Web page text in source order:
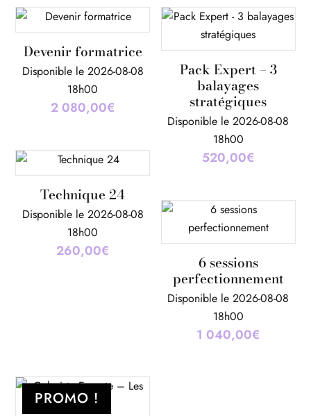
Devenir formatrice
Disponible le 2026-08-08
18h00
2 080,00€
Pack Expert – 3
balayages
stratégiques
Disponible le 2026-08-08
18h00
520,00€
Technique 24
Disponible le 2026-08-08
18h00
260,00€
6 sessions
perfectionnement
Disponible le 2026-08-08
18h00
1 040,00€
PROMO !